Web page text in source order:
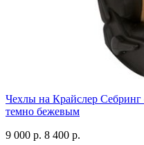
Чехлы на Крайслер Себринг
темно бежевым
9 000 р. 8 400 р.